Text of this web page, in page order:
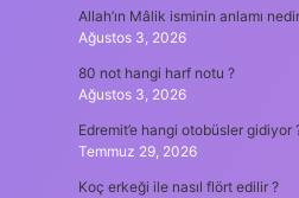
Allah’ın Mâlik isminin anlamı
Ağustos 3, 2026
80 not hangi harf notu ?
Ağustos 3, 2026
Edremit’e hangi otobüsler gidiyor
Temmuz 29, 2026
Koç erkeği ile nasıl flört edilir ?